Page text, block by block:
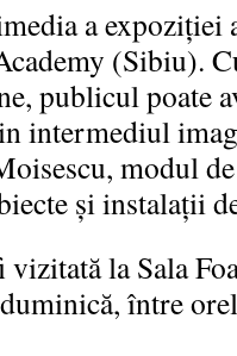
a expoziției
(Sibiu).
publicul poate
intermediul
modul
și instalații
la Sala
între